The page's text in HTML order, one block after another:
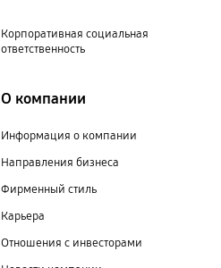
Корпоративная социальная
ответственность
О компании
Информация о компании
Направления бизнеса
Фирменный стиль
Карьера
Отношения с инвесторами